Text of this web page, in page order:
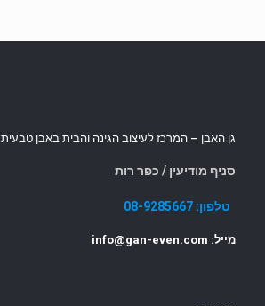
גן האבן – המרכז לעיצוב הגינה והבית באבן טבעית
סניף מודיעין / כפר רות
טלפון: 08-9285667
מייל: info@gan-even.com